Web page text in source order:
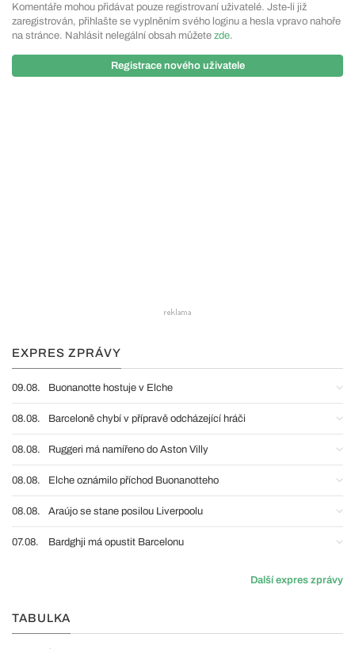
Komentáře mohou přidávat pouze registrovaní uživatelé. Jste-li již
zaregistrován, přihlašte se vyplněním svého loginu a hesla vpravo nahoře
na stránce. Nahlásit nelegální obsah můžete zde.
Registrace nového uživatele
EXPRES ZPRÁVY
09.08. Buonanotte hostuje v Elche
08.08. Barceloně chybí v přípravě odcházející hráči
08.08. Ruggeri má namířeno do Aston Villy
08.08. Elche oznámilo příchod Buonanotteho
08.08. Araújo se stane posilou Liverpoolu
07.08. Bardghji má opustit Barcelonu
Další expres zprávy
TABULKA